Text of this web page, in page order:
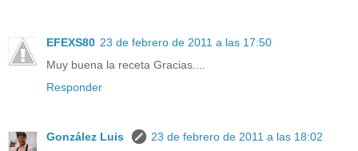
EFEXS80 23 de febrero de 2011 a las 17:50
Muy buena la receta Gracias....
Responder
González Luis
23 de febrero de 2011 a las 18:02